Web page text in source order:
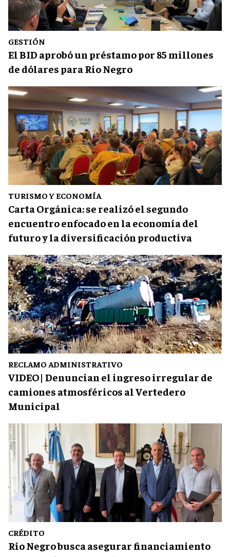
GESTIÓN
El BID aprobó un préstamo por 85 millones
de dólares para Río Negro
TURISMO Y ECONOMÍA
Carta Orgánica: se realizó el segundo
encuentro enfocado en la economía del
futuro y la diversificación productiva
RECLAMO ADMINISTRATIVO
VIDEO| Denuncian el ingreso irregular de
camiones atmosféricos al Vertedero
Municipal
CRÉDITO
Río Negro busca asegurar financiamiento